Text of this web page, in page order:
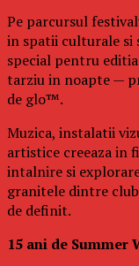
Pe parcursul
in spatii culturale si
special pentru
tarziu in noapte —
de glo™.
Muzica, instalatii
artistice creeaza in
intalnire si
granitele dintre
de definit.
15 ani de Summer